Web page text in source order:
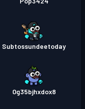
Subtossundeetoday
0g35bjhxdox8